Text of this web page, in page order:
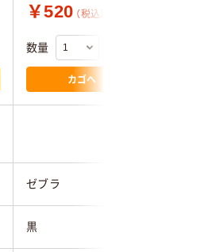
￥520 （税込）
数量
カゴへ
ゼブラ
黒